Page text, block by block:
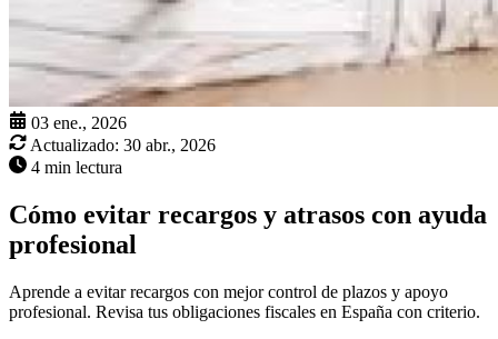
03 ene., 2026
Actualizado: 30 abr., 2026
4 min lectura
Cómo evitar recargos y atrasos con ayuda
profesional
Aprende a evitar recargos con mejor control de plazos y apoyo
profesional. Revisa tus obligaciones fiscales en España con criterio.